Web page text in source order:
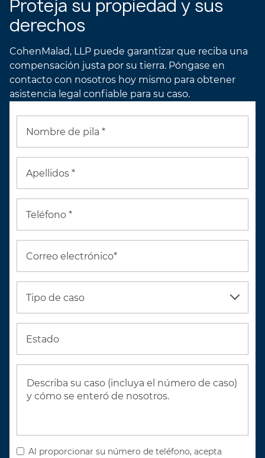
Proteja su propiedad y sus
derechos
CohenMalad, LLP puede garantizar que reciba una
compensación justa por su tierra. Póngase en
contacto con nosotros hoy mismo para obtener
asistencia legal confiable para su caso.
Nombre de pila *
Apellidos *
Teléfono *
Correo electrónico*
Tipo de caso
Estado
Al proporcionar su número de teléfono, acepta